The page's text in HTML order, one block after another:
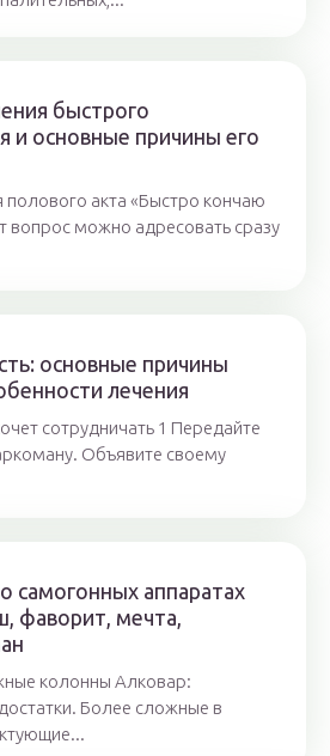
быстрого
и основные причины его
акта «Быстро кончаю
вопрос можно адресовать сразу
основные причины
лечения
сотрудничать 1 Передайте
Объявите своему
самогонных аппаратах
фаворит, мечта,
колонны Алковар:
Более сложные в